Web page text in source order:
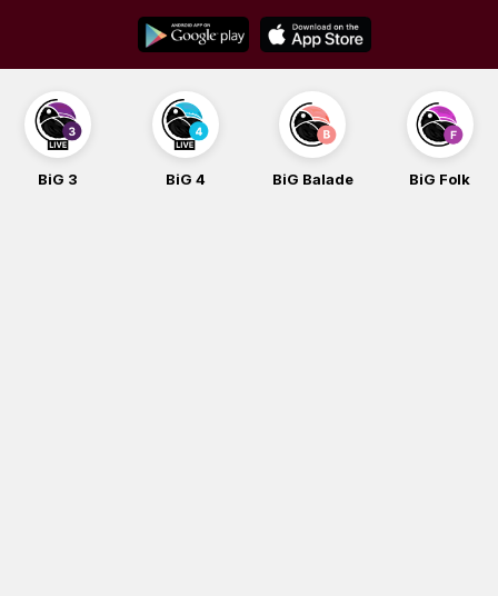
content
BiG 3 BiG 4 BiG Balade BiG Folk